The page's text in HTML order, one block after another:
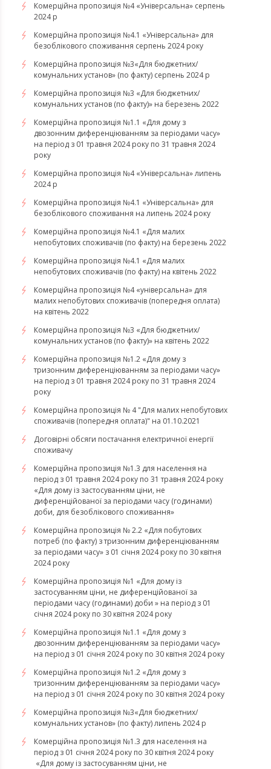
Комерційна пропозиція №4 «Універсальна» серпень
2024 р
Комерційна пропозиція №4.1 «Універсальна» для
безоблікового споживання серпень 2024 року
Комерційна пропозиція №3«Для бюджетних/
комунальних установ» (по факту) серпень 2024 р
Комерційна пропозиція №3 «Для бюджетних/
комунальних установ (по факту)» на березень 2022
Комерційна пропозиція №1.1 «Для дому з
двозонним диференціюванням за періодами часу»
на період з 01 травня 2024 року по 31 травня 2024
року
Комерційна пропозиція №4 «Універсальна» липень
2024 р
Комерційна пропозиція №4.1 «Універсальна» для
безоблікового споживання на липень 2024 року
​​​​​​​Комерційна пропозиція №4.1 «Для малих
непобутових споживачів (по факту) на березень 2022
Комерційна пропозиція №4.1 «Для малих
непобутових споживачів (по факту) на квітень 2022
​​​​​​​Комерційна пропозиція №4 «універсальна» для
малих непобутових споживачів (попередня оплата)
на квітень 2022
Комерційна пропозиція №3 «Для бюджетних/
комунальних установ (по факту)» на квітень 2022
Комерційна пропозиція №1.2 «Для дому з
тризонним диференціюванням за періодами часу»
на період з 01 травня 2024 року по 31 травня 2024
року
Комерційна пропозиція № 4 "Для малих непобутових
споживачів (попередня оплата)" на 01.10.2021
Договірні обсяги постачання електричної енергії
споживачу
Комерційна пропозиція №1.3 для населення на
період з 01 травня 2024 року по 31 травня 2024 року
«Для дому із застосуванням ціни, не
диференційованої за періодами часу (годинами)
доби, для безоблікового споживання»
Комерційна пропозиція № 2.2 «Для побутових
потреб (по факту) з тризонним диференціюванням
за періодами часу» з 01 січня 2024 року по 30 квітня
2024 року
Комерційна пропозиція №1 «Для дому із
застосуванням ціни, не диференційованої за
періодами часу (годинами) доби » на період з 01
січня 2024 року по 30 квітня 2024 року
Комерційна пропозиція №1.1 «Для дому з
двозонним диференціюванням за періодами часу»
на період з 01 січня 2024 року по 30 квітня 2024 року
Комерційна пропозиція №1.2 «Для дому з
тризонним диференціюванням за періодами часу»
на період з 01 січня 2024 року по 30 квітня 2024 року
Комерційна пропозиція №3«Для бюджетних/
комунальних установ» (по факту) липень 2024 р
Комерційна пропозиція №1.3 для населення на
період з 01 січня 2024 року по 30 квітня 2024 року
«Для дому із застосуванням ціни, не